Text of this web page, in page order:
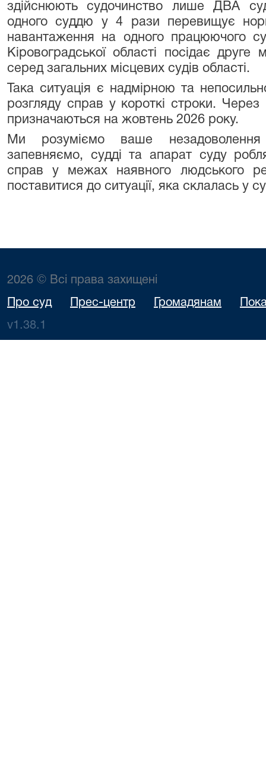
здійснюють судочинство лише ДВА
одного суддю у 4 рази перевищує
навантаження на одного працюючого
Кіровоградської області посідає друге
серед загальних місцевих судів області.
Така ситуація є надмірною та
розгляду справ у короткі строки. Через
призначаються на жовтень 2026 року.
Ми розуміємо ваше
запевняємо, судді та апарат суду
справ у межах наявного людського
поставитися до ситуації, яка склалась у
2026 © Всі права захищені
Про суд Прес-центр Громадянам
v1.38.1